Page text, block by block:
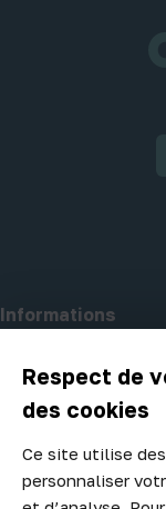
Respect de
des cookies
Ce site utilise
personnaliser
Informations
A propos
Ne manquez